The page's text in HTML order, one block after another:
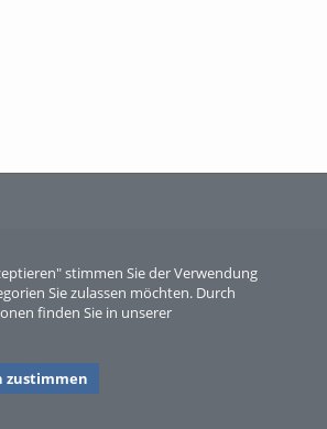
stimmen Sie der Verwendung
Sie zulassen möchten. Durch
finden Sie in unserer
zustimmen
Sperber